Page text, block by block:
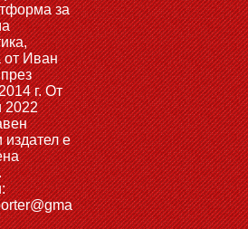
за
от Иван
г. От
2022
издател е